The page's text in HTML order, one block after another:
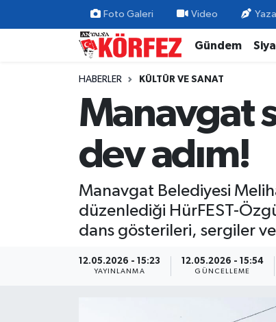
Foto Galeri Video
Gündem
HABERLER KÜLTÜR VE SANAT
Manavgat
dev adım!
Manavgat Belediyesi
düzenlediği HürFEST-
dans gösterileri, sergiler
12.05.2026 - 15:23
YAYINLANMA
12.05.2026 - 15:54
GÜNCELLEME
Gündem
Yerel Yönetim
Ekonomi
Nöbetçi Eczaneler
Trafik Durumu
Süper Lig Puan Durumu ve Fikstür
Tüm Manşetler
Son Dakika Haberleri
Haber Arşivi